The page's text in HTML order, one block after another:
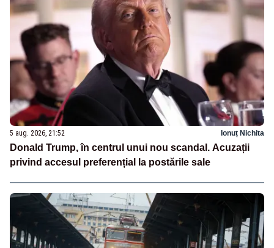
5 aug. 2026, 21:52 Ionuț Nichita
Donald Trump, în centrul unui nou scandal. Acuzații
privind accesul preferențial la postările sale